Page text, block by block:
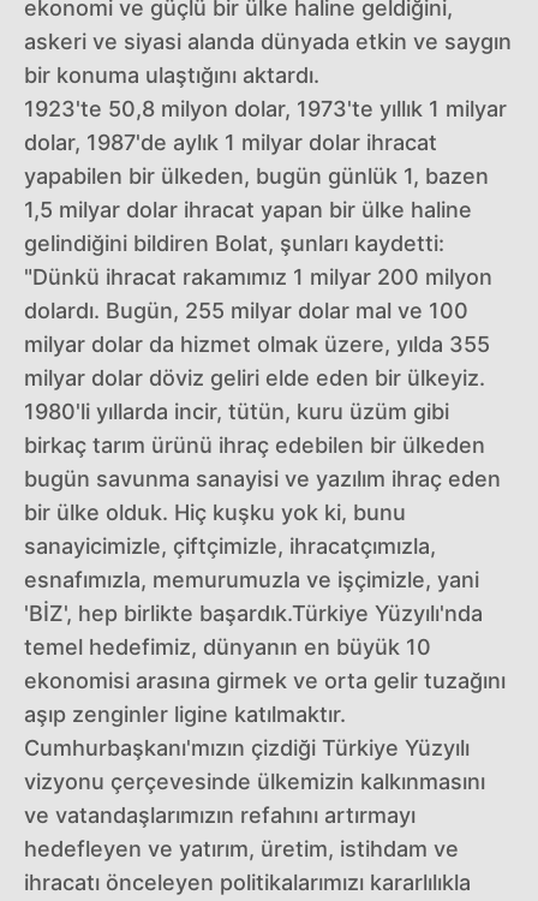
ekonomi ve güçlü bir ülke haline geldiğini,
askeri ve siyasi alanda dünyada etkin ve saygın
bir konuma ulaştığını aktardı.
1923'te 50,8 milyon dolar, 1973'te yıllık 1 milyar
dolar, 1987'de aylık 1 milyar dolar ihracat
yapabilen bir ülkeden, bugün günlük 1, bazen
1,5 milyar dolar ihracat yapan bir ülke haline
gelindiğini bildiren Bolat, şunları kaydetti:
"Dünkü ihracat rakamımız 1 milyar 200 milyon
dolardı. Bugün, 255 milyar dolar mal ve 100
milyar dolar da hizmet olmak üzere, yılda 355
milyar dolar döviz geliri elde eden bir ülkeyiz.
1980'li yıllarda incir, tütün, kuru üzüm gibi
birkaç tarım ürünü ihraç edebilen bir ülkeden
bugün savunma sanayisi ve yazılım ihraç eden
bir ülke olduk. Hiç kuşku yok ki, bunu
sanayicimizle, çiftçimizle, ihracatçımızla,
esnafımızla, memurumuzla ve işçimizle, yani
'BİZ', hep birlikte başardık.Türkiye Yüzyılı'nda
temel hedefimiz, dünyanın en büyük 10
ekonomisi arasına girmek ve orta gelir tuzağını
aşıp zenginler ligine katılmaktır.
Cumhurbaşkanı'mızın çizdiği Türkiye Yüzyılı
vizyonu çerçevesinde ülkemizin kalkınmasını
ve vatandaşlarımızın refahını artırmayı
hedefleyen ve yatırım, üretim, istihdam ve
ihracatı önceleyen politikalarımızı kararlılıkla